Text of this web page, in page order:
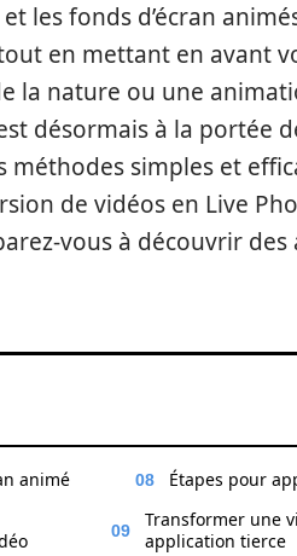
les fonds d’écran
en mettant en avant
la nature ou une
désormais à la portée
méthodes simples et
de vidéos en Live
vous à découvrir
animé
Étapes pour
Transformer une
application tierce